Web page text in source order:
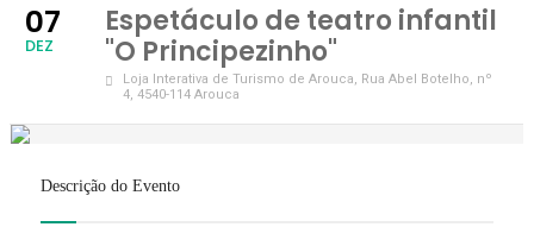
07
DEZ
Espetáculo de teatro infantil
"O Principezinho"
Loja Interativa de Turismo de Arouca, Rua Abel Botelho, nº
4, 4540-114 Arouca
Descrição do Evento